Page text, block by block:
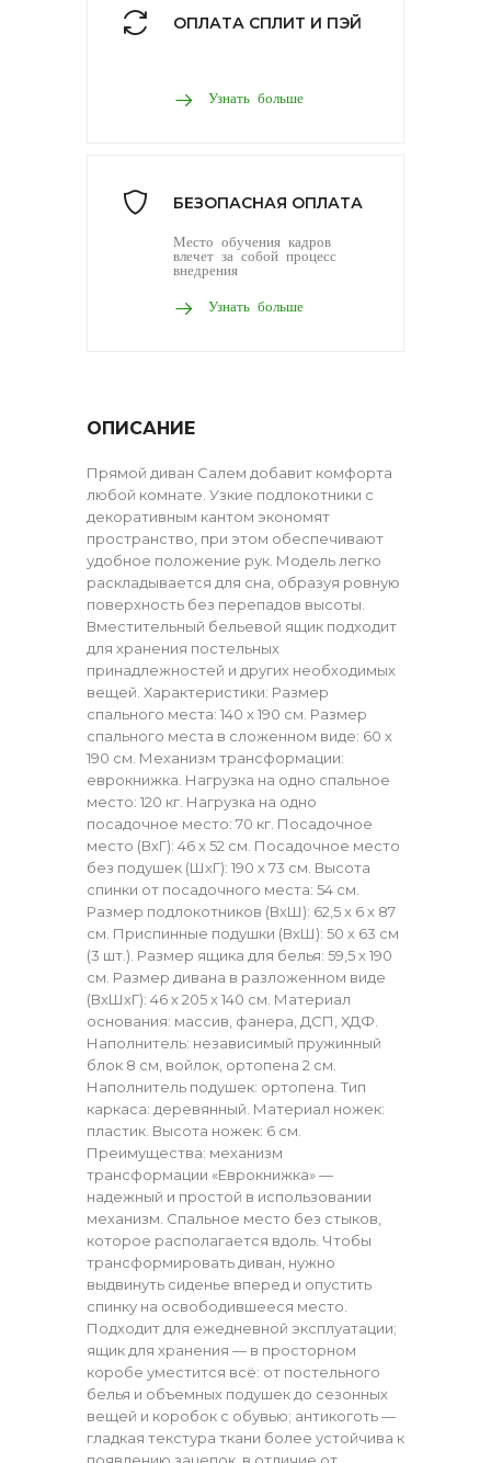
ОПЛАТА СПЛИТ И ПЭЙ
Узнать больше
БЕЗОПАСНАЯ ОПЛАТА
Место обучения кадров
влечет за собой процесс
внедрения
Узнать больше
ОПИСАНИЕ
Прямой диван Салем добавит комфорта
любой комнате. Узкие подлокотники с
декоративным кантом экономят
пространство, при этом обеспечивают
удобное положение рук. Модель легко
раскладывается для сна, образуя ровную
поверхность без перепадов высоты.
Вместительный бельевой ящик подходит
для хранения постельных
принадлежностей и других необходимых
вещей. Характеристики: Размер
спального места: 140 х 190 см. Размер
спального места в сложенном виде: 60 х
190 см. Механизм трансформации:
еврокнижка. Нагрузка на одно спальное
место: 120 кг. Нагрузка на одно
посадочное место: 70 кг. Посадочное
место (ВхГ): 46 х 52 см. Посадочное место
без подушек (ШхГ): 190 х 73 см. Высота
спинки от посадочного места: 54 см.
Размер подлокотников (ВхШ): 62,5 х 6 х 87
см. Приспинные подушки (ВхШ): 50 х 63 см
(3 шт.). Размер ящика для белья: 59,5 х 190
см. Размер дивана в разложенном виде
(ВхШхГ): 46 х 205 х 140 см. Материал
основания: массив, фанера, ДСП, ХДФ.
Наполнитель: независимый пружинный
блок 8 см, войлок, ортопена 2 см.
Наполнитель подушек: ортопена. Тип
каркаса: деревянный. Материал ножек:
пластик. Высота ножек: 6 см.
Преимущества: механизм
трансформации «Еврокнижка» —
надежный и простой в использовании
механизм. Спальное место без стыков,
которое располагается вдоль. Чтобы
трансформировать диван, нужно
выдвинуть сиденье вперед и опустить
спинку на освободившееся место.
Подходит для ежедневной эксплуатации;
ящик для хранения — в просторном
коробе уместится всё: от постельного
белья и объемных подушек до сезонных
вещей и коробок с обувью; антикоготь —
гладкая текстура ткани более устойчива к
появлению зацепок, в отличие от